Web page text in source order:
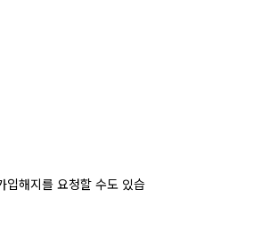
입해지를 요청할 수도 있습